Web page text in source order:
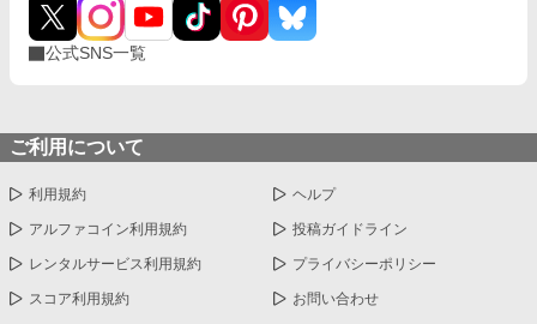
公式SNS一覧
ご利用について
利用規約 ヘルプ
アルファコイン利用規約 投稿ガイドライン
レンタルサービス利用規約 プライバシーポリシー
スコア利用規約 お問い合わせ